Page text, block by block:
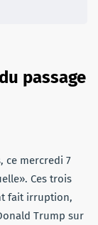
passage
ce mercredi 7
Ces trois
fait irruption,
Trump sur